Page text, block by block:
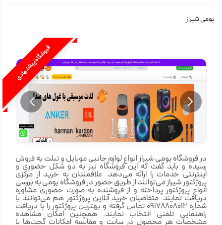
یومی شیراز
فروشگاه پیشنهادی
در فروشگاه یومی شیراز انواع لوازم جانبی موبایل و تبلت به فروش
رسیده و باید گفت که این فروشگاه نیز به دو شکل حضوری و
اینترنتی خدمات را ارائه می‌دهد. علاقمندان به خرید از مرکزی
پروژکتور شیراز می‌توانند از طریق حضور در فروشگاه یومی به بررسی
انواع پروژکتور پرداخته و از فروشنده به صورت حضوری مشاوره
دریافت نمایند. متقاضیان خرید آنلاین پروژکتور هم می‌توانند با
شماره 09178808012 تماس گرفته و بهترین پروژکتور را با دریافت
راهنمایی تلفنی انتخاب نمایند. همچنین امکان مشاهده
مشخصات هر محصول در سایت و مقایسه امکانات گجت‌ها با